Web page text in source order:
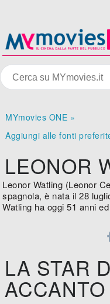
MYmovies ONE »
Aggiungi alle fonti
LEONOR
Leonor Watling (Leonor
spagnola, è nata il 28
Watling ha oggi 51 anni
LA STAR
ACCANTO